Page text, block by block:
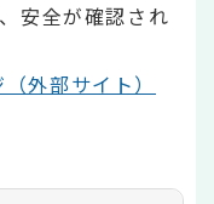
安全が確認され
外部サイト）